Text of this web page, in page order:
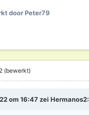
door Peter79
(bewerkt)
om 16:47 zei Hermanos2: